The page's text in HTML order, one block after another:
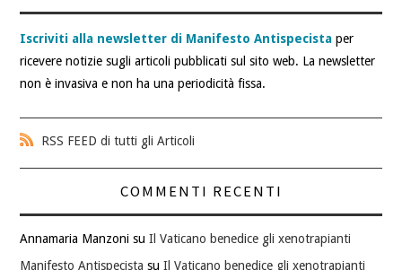
Iscriviti alla newsletter di Manifesto Antispecista per
ricevere notizie sugli articoli pubblicati sul sito web. La newsletter
non è invasiva e non ha una periodicità fissa.
RSS FEED di tutti gli Articoli
COMMENTI RECENTI
Annamaria Manzoni suIl Vaticano benedice gli xenotrapianti
Manifesto Antispecista suIl Vaticano benedice gli xenotrapianti